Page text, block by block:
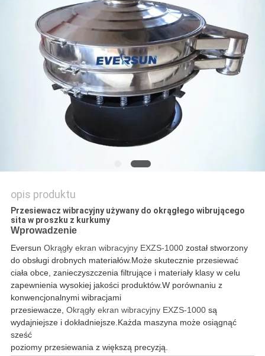
WYCENĘ
MAPA
STRONY
POLITYKA
PRYWATNOŚCI
opis produktu
Przesiewacz wibracyjny używany do okrągłego wibrującego
sita w proszku z kurkumy
Wprowadzenie
Eversun Okrągły ekran wibracyjny EXZS-1000 został stworzony
do obsługi drobnych materiałów.Może skutecznie przesiewać
ciała obce, zanieczyszczenia filtrujące i materiały klasy w celu
zapewnienia wysokiej jakości produktów.W porównaniu z
konwencjonalnymi wibracjami
przesiewacze, Okrągły ekran wibracyjny EXZS-1000 są
wydajniejsze i dokładniejsze.Każda maszyna może osiągnąć
sześć
poziomy przesiewania z większą precyzją.